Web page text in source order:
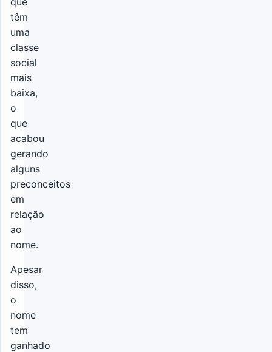
têm
uma
classe
social
mais
baixa,
o
que
acabou
gerando
alguns
preconceitos
em
relação
ao
nome.
Apesar
disso,
o
nome
tem
ganhado